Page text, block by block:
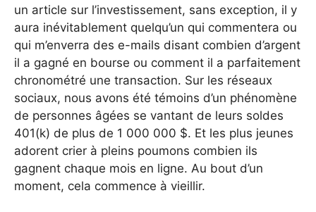
un article sur l’investissement, sans exception, il y
aura inévitablement quelqu’un qui commentera ou
qui m’enverra des e-mails disant combien d’argent
il a gagné en bourse ou comment il a parfaitement
chronométré une transaction. Sur les réseaux
sociaux, nous avons été témoins d’un phénomène
de personnes âgées se vantant de leurs soldes
401(k) de plus de 1 000 000 $. Et les plus jeunes
adorent crier à pleins poumons combien ils
gagnent chaque mois en ligne. Au bout d’un
moment, cela commence à vieillir.